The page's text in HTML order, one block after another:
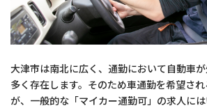
大津市は南北に広く、通勤において自動車
多く存在します。そのため車通勤を希望さ
が、一般的な「マイカー通勤可」の求人に